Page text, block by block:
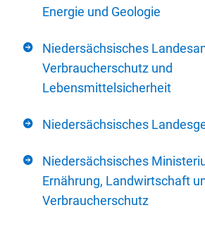
Energie und Geologie
Niedersächsisches
Verbraucherschutz und
Lebensmittelsicherheit
Niedersächsisches
Niedersächsisches
Ernährung, Landwirtschaft
Verbraucherschutz